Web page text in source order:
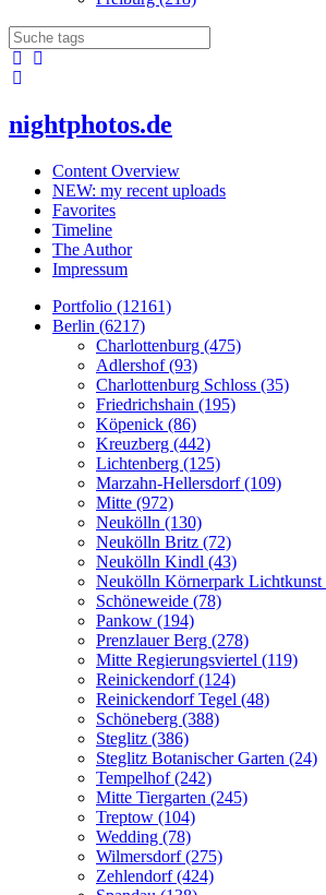
nightphotos.de
Content Overview
NEW: my recent uploads
Favorites
Timeline
The Author
Impressum
Portfolio (12161)
Berlin (6217)
Charlottenburg (475)
Adlershof (93)
Charlottenburg Schloss (35)
Friedrichshain (195)
Köpenick (86)
Kreuzberg (442)
Lichtenberg (125)
Marzahn-Hellersdorf (109)
Mitte (972)
Neukölln (130)
Neukölln Britz (72)
Neukölln Kindl (43)
Neukölln Körnerpark Lichtkunst
Schöneweide (78)
Pankow (194)
Prenzlauer Berg (278)
Mitte Regierungsviertel (119)
Reinickendorf (124)
Reinickendorf Tegel (48)
Schöneberg (388)
Steglitz (386)
Steglitz Botanischer Garten (24)
Tempelhof (242)
Mitte Tiergarten (245)
Treptow (104)
Wedding (78)
Wilmersdorf (275)
Zehlendorf (424)